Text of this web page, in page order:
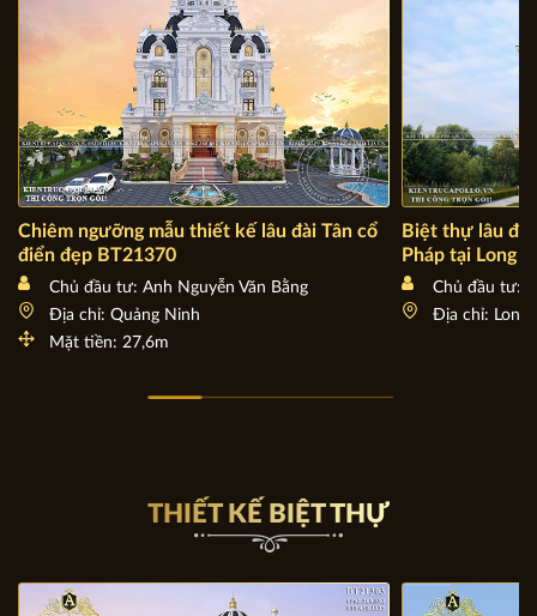
Chiêm ngưỡng mẫu thiết kế lâu đài Tân cổ
điển đẹp BT21370
Chủ đầu tư: Anh Nguyễn Văn Bằng
Địa chỉ: Quảng Ninh
Mặt tiền: 27,6m
Biệt thự lâu
Pháp tại Long
Chủ đầu tư:
Địa chỉ: Long
THIẾT KẾ BIỆT THỰ